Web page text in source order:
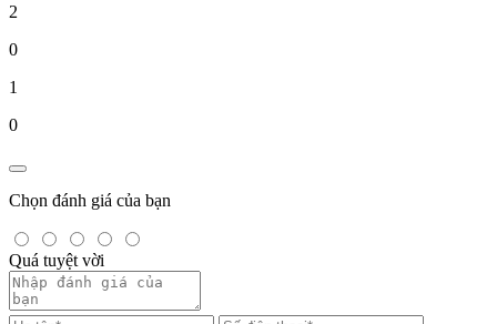
2
0
1
0
Chọn đánh giá của bạn
Quá tuyệt vời